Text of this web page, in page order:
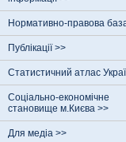
Нормативно-правова
Публікації >>
Статистичний атлас
Соціально-економічне
становище м.Києва >>
Для медіа >>